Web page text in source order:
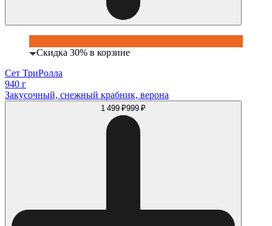
Скидка 30% в корзине
Сет ТриРолла
940 г
Закусочный, снежный крабник, верона
1 499 ₽999 ₽